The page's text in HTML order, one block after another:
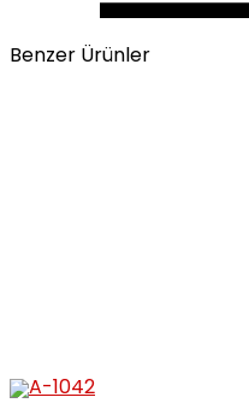
Benzer Ürünler